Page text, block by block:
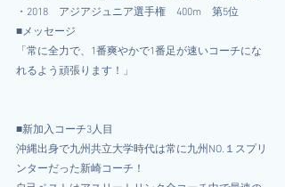
・2018　アジアジュニア選手権　400m　第5位
■メッセージ
「常に全力で、1番爽やかで1番足が速いコーチにな
れるよう頑張ります！」
■新加入コーチ3人目
沖縄出身で九州共立大学時代は常に九州NO.１スプリ
ンターだった新崎コーチ！